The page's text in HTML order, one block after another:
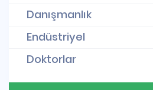
Danışmanlık
Endüstriyel
Doktorlar